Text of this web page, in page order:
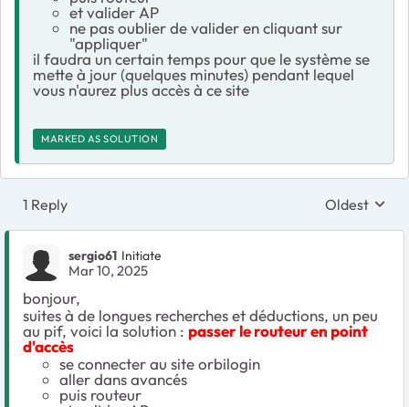
et valider AP
ne pas oublier de valider en cliquant sur
"appliquer"
il faudra un certain temps pour que le système se
mette à jour (quelques minutes) pendant lequel
vous n'aurez plus accès à ce site
MARKED AS SOLUTION
1 Reply Replies
Oldest
sergio61 Initiate
Mar 10, 2025
bonjour,
suites à de longues recherches et déductions, un peu
au pif, voici la solution : passer le routeur en point
d'accès
se connecter au site orbilogin
aller dans avancés
puis routeur